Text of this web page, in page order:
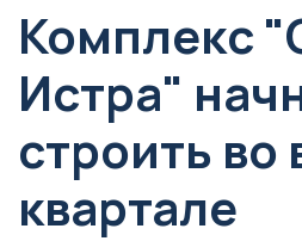
Комплекс
Истра"
строить во
квартале